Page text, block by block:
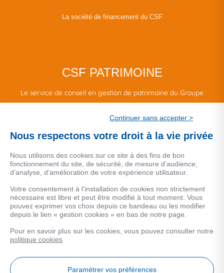
La société de financement du CSF
CSF PATRIMOINE
Le service de conseil en gestion de patrimoine du Groupe
MENTIONS LEGALES
Données personnelles
COOKIES
Continuer sans accepter >
Nous respectons votre droit à la vie privée
Nous utilisons des cookies sur ce site à des fins de bon
fonctionnement du site, de sécurité, de mesure d’audience,
d’analyse, d’amélioration de votre expérience utilisateur.
Votre consentement à l’installation de cookies non strictement
nécessaire est libre et peut être modifié à tout moment. Vous
pouvez exprimer vos choix depuis ce bandeau ou les modifier
depuis le lien « gestion cookies » en bas de notre page.
Pour en savoir plus sur les cookies, vous pouvez consulter notre
politique cookies
Paramétrer vos préférences